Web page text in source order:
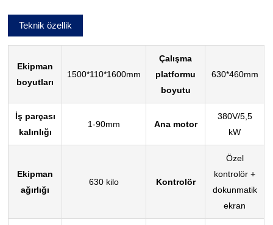
Teknik özellik
Ekipman
boyutları
1500*110*1600mm
Çalışma
platformu
boyutu
630*460mm
İş parçası
kalınlığı
1-90mm Ana motor
380V/5,5
kW
Ekipman
ağırlığı
630 kilo Kontrolör
Özel
kontrolör +
dokunmatik
ekran